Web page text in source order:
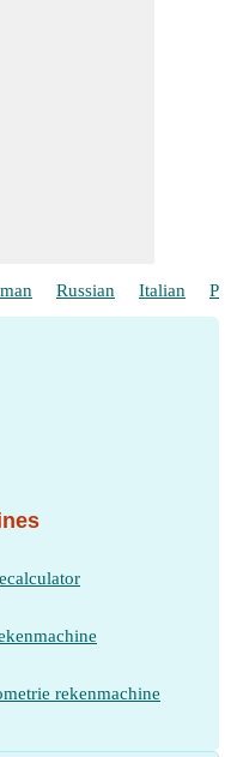
Russian Italian
rekenmachine